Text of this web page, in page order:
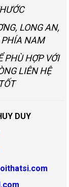
LONG AN,
NAM
PHÙ HỢP VỚI
LIÊN HỆ
DUY